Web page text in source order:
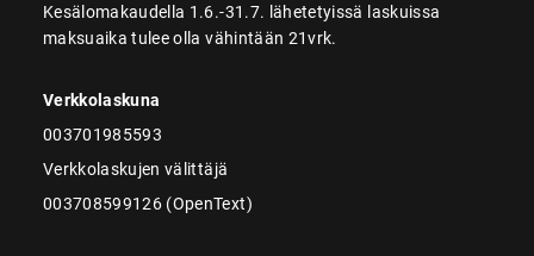
Kesälomakaudella 1.6.-31.7. lähetetyissä laskuissa
maksuaika tulee olla vähintään 21vrk.
Verkkolaskuna
003701985593
Verkkolaskujen välittäjä
003708599126 (OpenText)